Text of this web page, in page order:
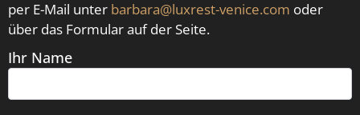
per E-Mail unter barbara@luxrest-venice.com oder
über das Formular auf der Seite.
Ihr Name